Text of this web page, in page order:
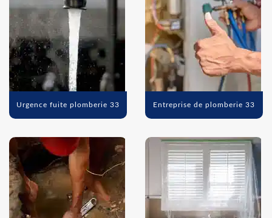
Urgence fuite plomberie 33 Entreprise de plomberie 33